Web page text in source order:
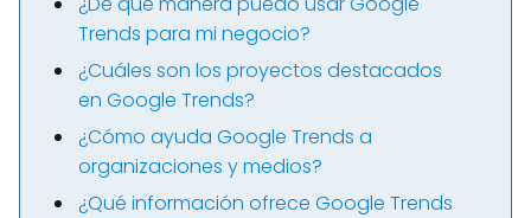
Trends para mi negocio?
¿Cuáles son los proyectos destacados
en Google Trends?
¿Cómo ayuda Google Trends a
organizaciones y medios?
¿Qué información ofrece Google Trends